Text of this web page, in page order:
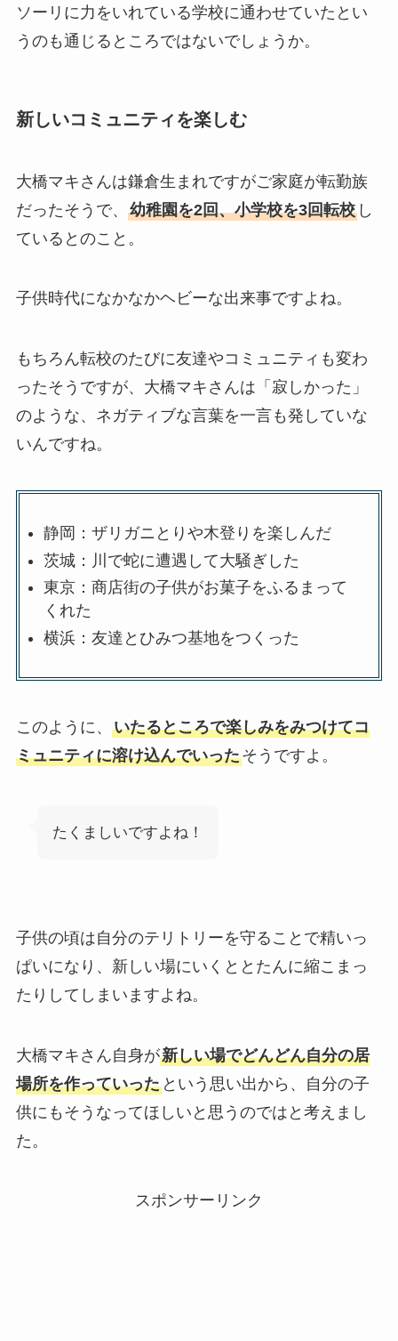
ソーリに力をいれている学校に通わせていたとい
うのも通じるところではないでしょうか。
新しいコミュニティを楽しむ
大橋マキさんは鎌倉生まれですがご家庭が転勤族
だったそうで、 幼稚園を2回、小学校を3回転校し
ているとのこと。
子供時代になかなかヘビーな出来事ですよね。
もちろん転校のたびに友達やコミュニティも変わ
ったそうですが、大橋マキさんは「寂しかった」
のような、ネガティブな言葉を一言も発していな
いんですね。
静岡：ザリガニとりや木登りを楽しんだ
茨城：川で蛇に遭遇して大騒ぎした
東京：商店街の子供がお菓子をふるまって
くれた
横浜：友達とひみつ基地をつくった
このように、 いたるところで楽しみをみつけてコ
ミュニティに溶け込んでいったそうですよ。
たくましいですよね！
子供の頃は自分のテリトリーを守ることで精いっ
ぱいになり、新しい場にいくととたんに縮こまっ
たりしてしまいますよね。
大橋マキさん自身が新しい場でどんどん自分の居
場所を作っていったという思い出から、自分の子
供にもそうなってほしいと思うのではと考えまし
た。
スポンサーリンク